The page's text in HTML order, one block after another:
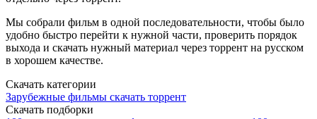
Мы собрали фильм в одной последовательности, чтобы было
удобно быстро перейти к нужной части, проверить порядок
выхода и скачать нужный материал через торрент на русском
в хорошем качестве.
Скачать категории
Зарубежные фильмы скачать торрент
Скачать подборки